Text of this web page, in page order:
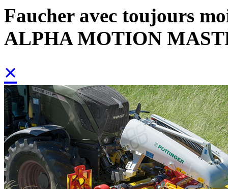
Faucher avec toujours
ALPHA MOTION
×